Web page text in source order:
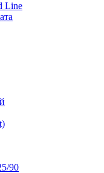
Line
90